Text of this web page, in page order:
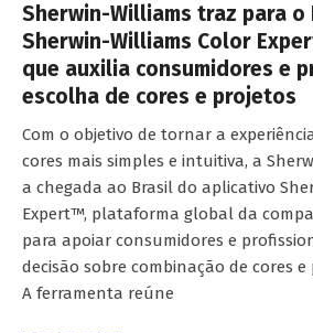
Sherwin-Williams traz para o
Sherwin-Williams Color
que auxilia consumidores e
escolha de cores e projetos
Com o objetivo de tornar a
cores mais simples e intuitiva, a
a chegada ao Brasil do aplicativo
Expert™, plataforma global da
para apoiar consumidores e
decisão sobre combinação de cores
A ferramenta reúne